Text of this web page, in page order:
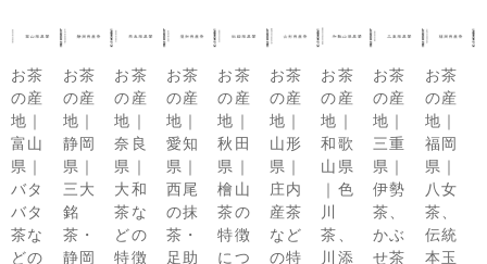
お茶
の産
地｜
富山
県｜
バタ
バタ
茶な
どの
お茶
の産
地｜
静岡
県｜
三大
銘
茶・
静岡
お茶
の産
地｜
奈良
県｜
大和
茶な
どの
特徴
お茶
の産
地｜
愛知
県｜
西尾
の抹
茶・
足助
お茶
の産
地｜
秋田
県｜
檜山
茶の
特徴
につ
お茶
の産
地｜
山形
県｜
庄内
産茶
など
の特
お茶
の産
地｜
和歌
山県
｜色
川
茶、
川添
お茶
の産
地｜
三重
県｜
伊勢
茶、
かぶ
せ茶
お茶
の産
地｜
福岡
県｜
八女
茶、
伝統
本玉